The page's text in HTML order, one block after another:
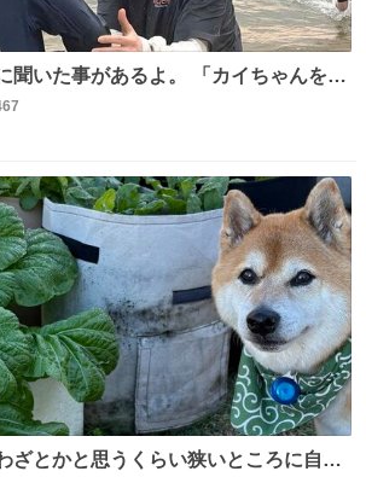
があるよ。 「カイちゃんをい
海から上がって来るぞ。」って。
ざとかと思うくらい狭いところに自ら